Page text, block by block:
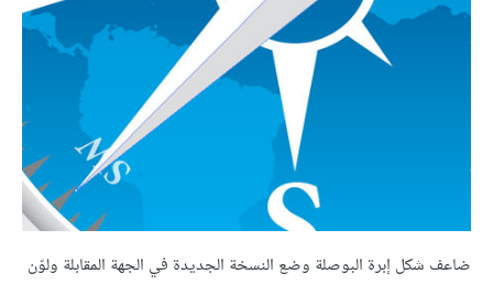
ضاعف شكل إبرة البوصلة وضع النسخة الجديدة في الجهة المقابلة ولوّن